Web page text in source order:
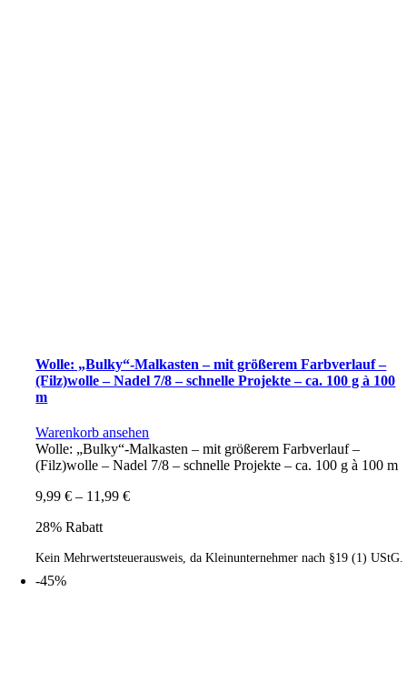
Wolle: „Bulky“-Malkasten – mit größerem Farbverlauf –
(Filz)wolle – Nadel 7/8 – schnelle Projekte – ca. 100 g à 100
m
Warenkorb ansehen
Wolle: „Bulky“-Malkasten – mit größerem Farbverlauf –
(Filz)wolle – Nadel 7/8 – schnelle Projekte – ca. 100 g à 100 m
9,99€ – 11,99€
28% Rabatt
Kein Mehrwertsteuerausweis, da Kleinunternehmer nach §19 (1) UStG.
-45%